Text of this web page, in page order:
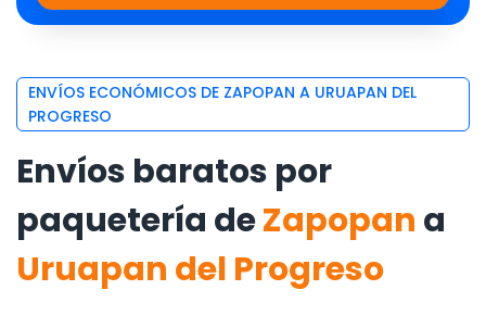
ENVÍOS ECONÓMICOS DE ZAPOPAN A URUAPAN DEL
PROGRESO
Envíos baratos por
paquetería deZapopan a
Uruapan del Progreso